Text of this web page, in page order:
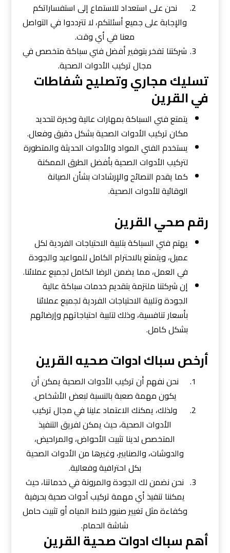
نحن على استعداد للاستماع إلى استفساراتكم
والإجابة على جميع أسئلتكم، لا تترددوا في التواصل
معنا في أي وقت.
شركتنا تفخر بتوفير أفضل فني سباكة متخصص في
مجال تركيب الأدوات الصحية.
تسليك مجاري وتصليح شفاطات
في القرين
يتمتع فني السباكة بمهارات عالية وخبرة لتحديد
مكان تركيب الأدوات الصحية بشكل دقيق وفعال.
يستخدم الفني المواد والأدوات الحديثة والمتطورة
لتركيب الأدوات الصحية بأفضل الطرق الممكنة
كما يقدم النصائح والإرشادات بشأن الصيانة
الوقائية للأدوات الصحية.
رقم صحي القرين
يهتم فني السباكة بتلبية الاحتياجات الفردية لكل
عميل، ويتمتع بالاحترام الكامل للمواعيد والجودة
في العمل، مما يضمن الرضا الكامل لجميع عملائنا.
إن شركتنا ملتزمة بتقديم خدمات سباكة عالية
الجودة وتلبية الاحتياجات الفردية لجميع عملائنا
بأسعار تنافسية، وذلك لتلبية احتياجاتهم وإرضائهم
بشكل كامل.
أرخص سباك ادوات صحيه القرين
نحن نفهم أن تركيب الأدوات الصحية يمكن أن
يكون مهمة صعبة بالنسبة لبعض الأشخاص.
ولذلك، يمكنك الاعتماد علينا في مجال تركيب
الأدوات الصحية، حيث يمكن لفريق التنفيذ
المتخصص لدينا تثبيت الأحواض، والمراحيض،
والدوشات، والصنابير، وغيرها من الأدوات الصحية
بكل احترافية وفعالية.
نحن نضمن لك الجودة والمرونة في خدماتنا، حيث
يمكننا تنفيذ أي مهمة تركيب أدوات صحية بحرفية
وكفاءة مثل تغيير صنبور خلاط المياه أو تثبيت حامل
شاشة الحمام.
أهم سباك ادوات صحية القرين